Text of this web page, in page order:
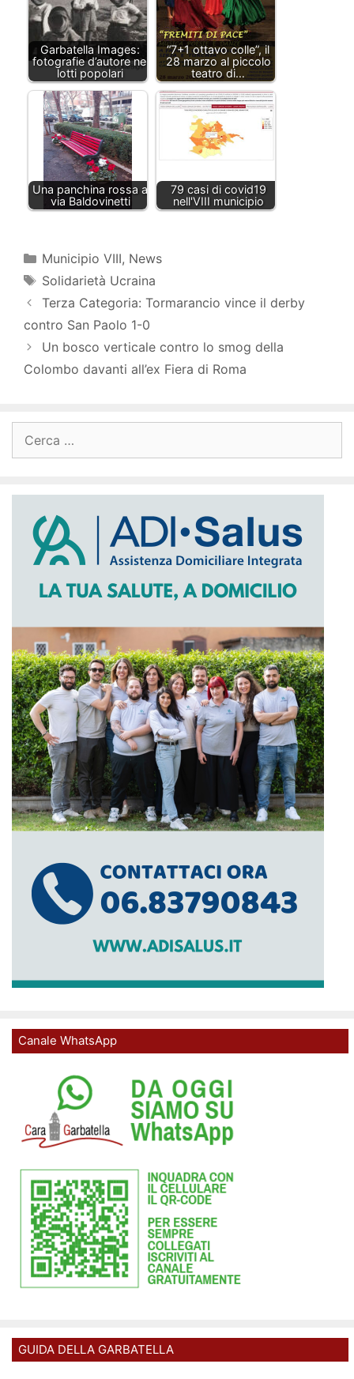
Garbatella Images:
fotografie d’autore nei
lotti popolari
“7+1 ottavo colle”, il
28 marzo al piccolo
teatro di…
Una panchina rossa a
via Baldovinetti
79 casi di covid19
nell'VIII municipio
Categorie
Municipio VIII, News
Tag
Solidarietà Ucraina
Terza Categoria: Tormarancio vince il derby
contro San Paolo 1-0
Un bosco verticale contro lo smog della
Colombo davanti all’ex Fiera di Roma
per:
Canale WhatsApp
GUIDA DELLA GARBATELLA